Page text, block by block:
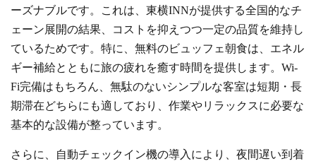
ーズナブルです。これは、東横INNが提供する全国的なチ
ェーン展開の結果、コストを抑えつつ一定の品質を維持し
ているためです。特に、無料のビュッフェ朝食は、エネル
ギー補給とともに旅の疲れを癒す時間を提供します。Wi-
Fi完備はもちろん、無駄のないシンプルな客室は短期・長
期滞在どちらにも適しており、作業やリラックスに必要な
基本的な設備が整っています。
さらに、自動チェックイン機の導入により、夜間遅い到着